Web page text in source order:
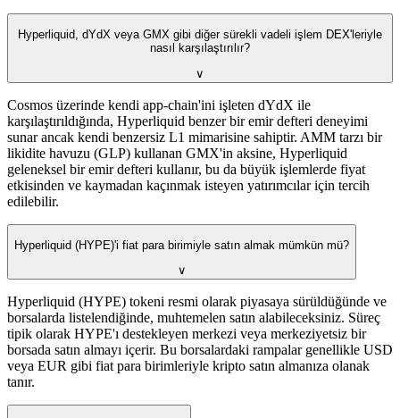
Hyperliquid, dYdX veya GMX gibi diğer sürekli vadeli işlem DEX'leriyle
nasıl karşılaştırılır?
∨
Cosmos üzerinde kendi app-chain'ini işleten dYdX ile
karşılaştırıldığında, Hyperliquid benzer bir emir defteri deneyimi
sunar ancak kendi benzersiz L1 mimarisine sahiptir. AMM tarzı bir
likidite havuzu (GLP) kullanan GMX'in aksine, Hyperliquid
geleneksel bir emir defteri kullanır, bu da büyük işlemlerde fiyat
etkisinden ve kaymadan kaçınmak isteyen yatırımcılar için tercih
edilebilir.
Hyperliquid (HYPE)'i fiat para birimiyle satın almak mümkün mü?
∨
Hyperliquid (HYPE) tokeni resmi olarak piyasaya sürüldüğünde ve
borsalarda listelendiğinde, muhtemelen satın alabileceksiniz. Süreç
tipik olarak HYPE'ı destekleyen merkezi veya merkeziyetsiz bir
borsada satın almayı içerir. Bu borsalardaki rampalar genellikle USD
veya EUR gibi fiat para birimleriyle kripto satın almanıza olanak
tanır.